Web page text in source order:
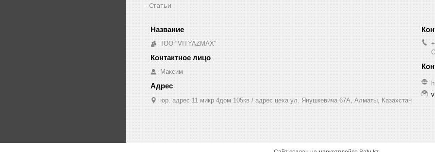
Статьи
ТОО "VITYAZMAX"
Максим
юр. адрес 11 микр 4дом 105кв / адрес цеха ул. Янушкевича 67А, Алматы, Казахстан